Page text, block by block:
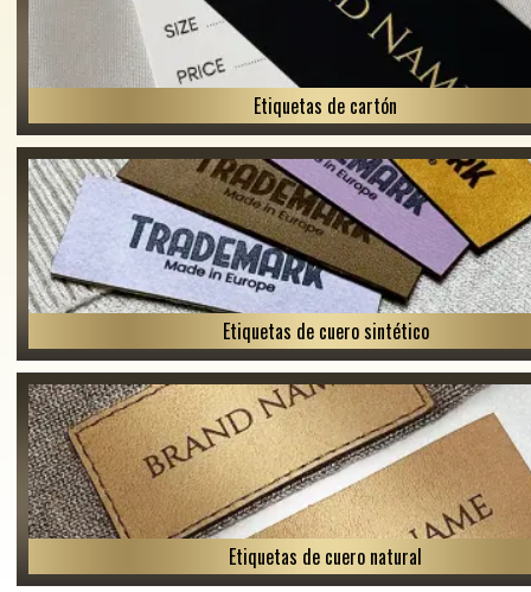
Etiquetas de cartón
Etiquetas de cuero sintético
Etiquetas de cuero natural